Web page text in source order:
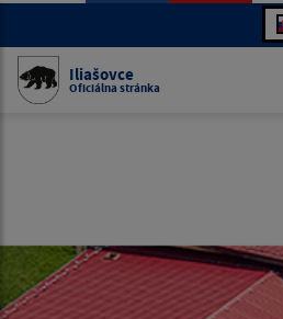
Iliašovce
Oficiálna stránka